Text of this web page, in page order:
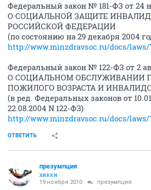
Федеральный закон № 181-ФЗ от 24
О СОЦИАЛЬНОЙ ЗАЩИТЕ
РОССИЙСКОЙ ФЕДЕРАЦИИ
(по состоянию на 29 декабря 2004
http://www.minzdravsoc.ru/docs/laws/
Федеральный закон № 122-ФЗ от 2
О СОЦИАЛЬНОМ ОБСЛУЖИВАНИИ
ПОЖИЛОГО ВОЗРАСТА И
(в ред. Федеральных законов от
22.08.2004 N 122-ФЗ)
http://www.minzdravsoc.ru/docs/laws/
ОТВЕТИТЬ
презумпция
хикки
19 ноября 2010 презумпция